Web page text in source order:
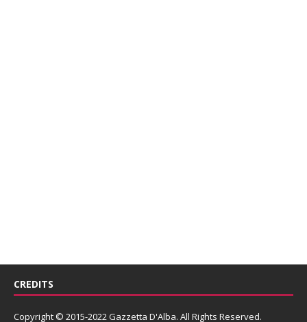
CREDITS
Copyright © 2015-2022 Gazzetta D'Alba. All Rights Reserved.